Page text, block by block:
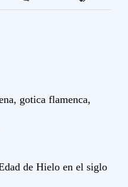
gotica flamenca,
de Hielo en el siglo